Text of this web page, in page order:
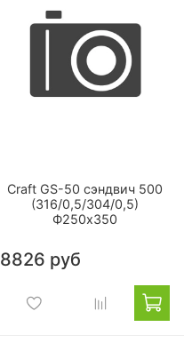
Craft GS-50 сэндвич 500
(316/0,5/304/0,5)
Ф250х350
8826 руб